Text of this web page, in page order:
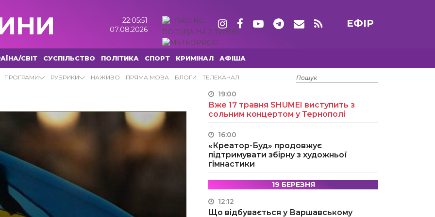
22:05:52
07.08.2026
ПОГОДА НА 2 ТИЖНІ
ЕФІР
СВІТ СУСПІЛЬСТВО ПОЛІТИКА СПОРТ КРИМІНАЛ АФІША
ПРОГРАМИ РУБРИКИ НАЖИВО ПРЯМА МОВА БЛОГИ ТЕЛЕКАНАЛ
15 ТРАВНЯ
19:00
Вже 17 травня SHUMEI виступить з
сольним концертом у Тернополі
16:00
«Креатор-Буд» продовжує
підтримувати збірну з художньої
гімнастики
19 БЕРЕЗНЯ
12:12
Що відбувається у Варшавському